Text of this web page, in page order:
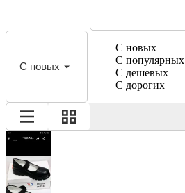
С новых
С новых
С популярных
С дешевых
С дорогих